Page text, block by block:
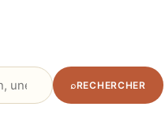
⌕RECHERCHER